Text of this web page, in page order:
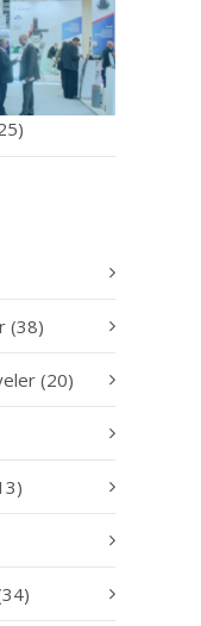
(38)
(20)